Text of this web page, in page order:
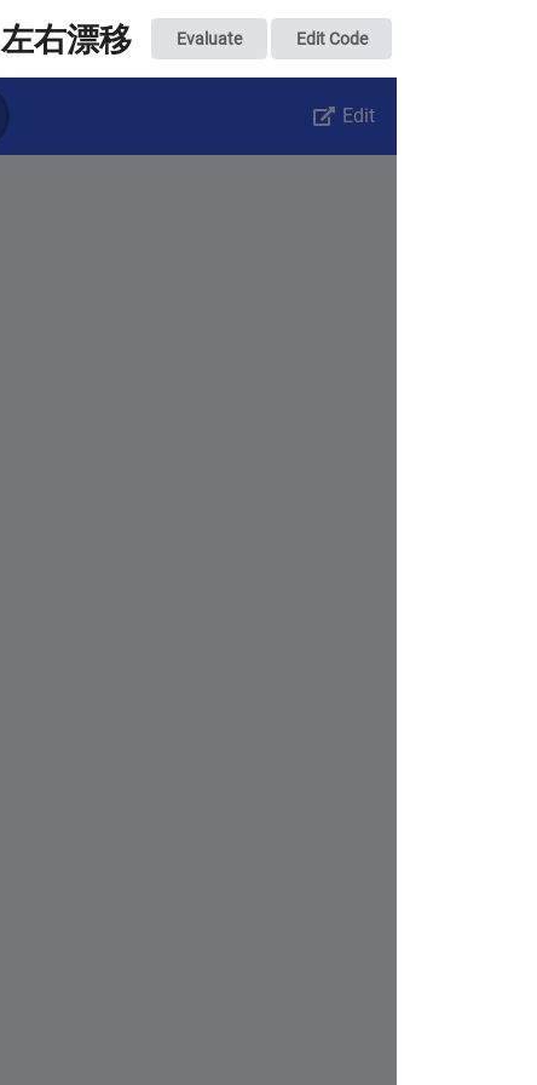
左右漂移 Evaluate Edit Code